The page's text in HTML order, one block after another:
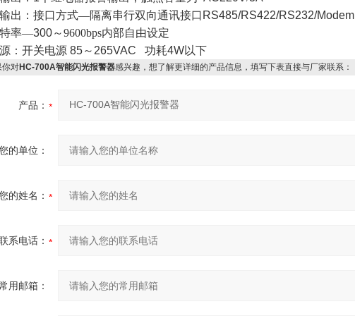
出：接口方式—隔离串行双向通讯接口 RS485/RS422/RS232/Modem
率—300～9600bps内部自由设定
源：开关电源85～ 265VAC 功耗4W以下
对HC-700A智能闪光报警器感兴趣，想了解更详细的产品信息，填写下表直接与厂家联系：
产品：
的单位：
的姓名：
系电话：
用邮箱：